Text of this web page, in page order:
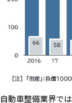
自動車整備業界で